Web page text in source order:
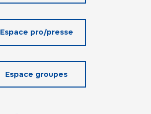
Espace pro/presse
Espace groupes